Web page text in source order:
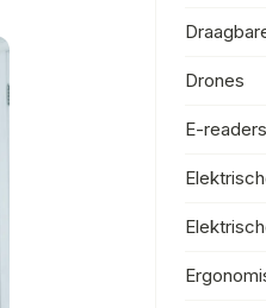
Drones
E-readers